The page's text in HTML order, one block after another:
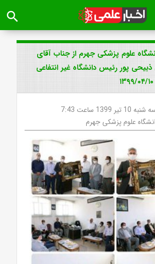
search
علوم پزشکی جهرم از جناب آقای
پور رئیس دانشگاه غیر انتفاعی
10 تیر 1399 ساعت 7:43
علوم پزشکی جهرم